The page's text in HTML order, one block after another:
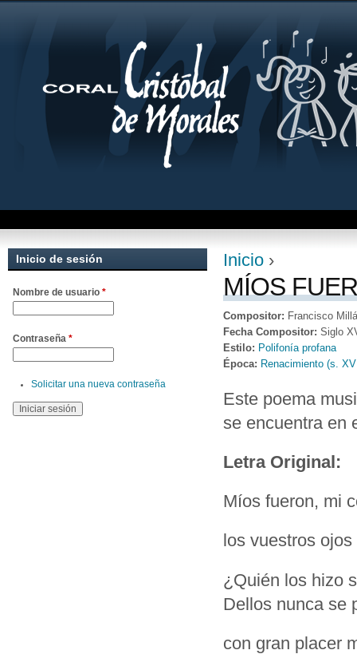
Se encuentra
Inicio ›
MÍOS
Compositor: Francisco
Fecha Compositor: Siglo
Estilo: Polifonía profana
Época: Renacimiento (s.
Este poema
se encuentra en
Letra Original:
Míos fueron, mi
los vuestros
¿Quién los hizo
Dellos nunca se
con gran placer
Inicio de sesión
Nombre de usuario *
Contraseña *
Solicitar una nueva contraseña